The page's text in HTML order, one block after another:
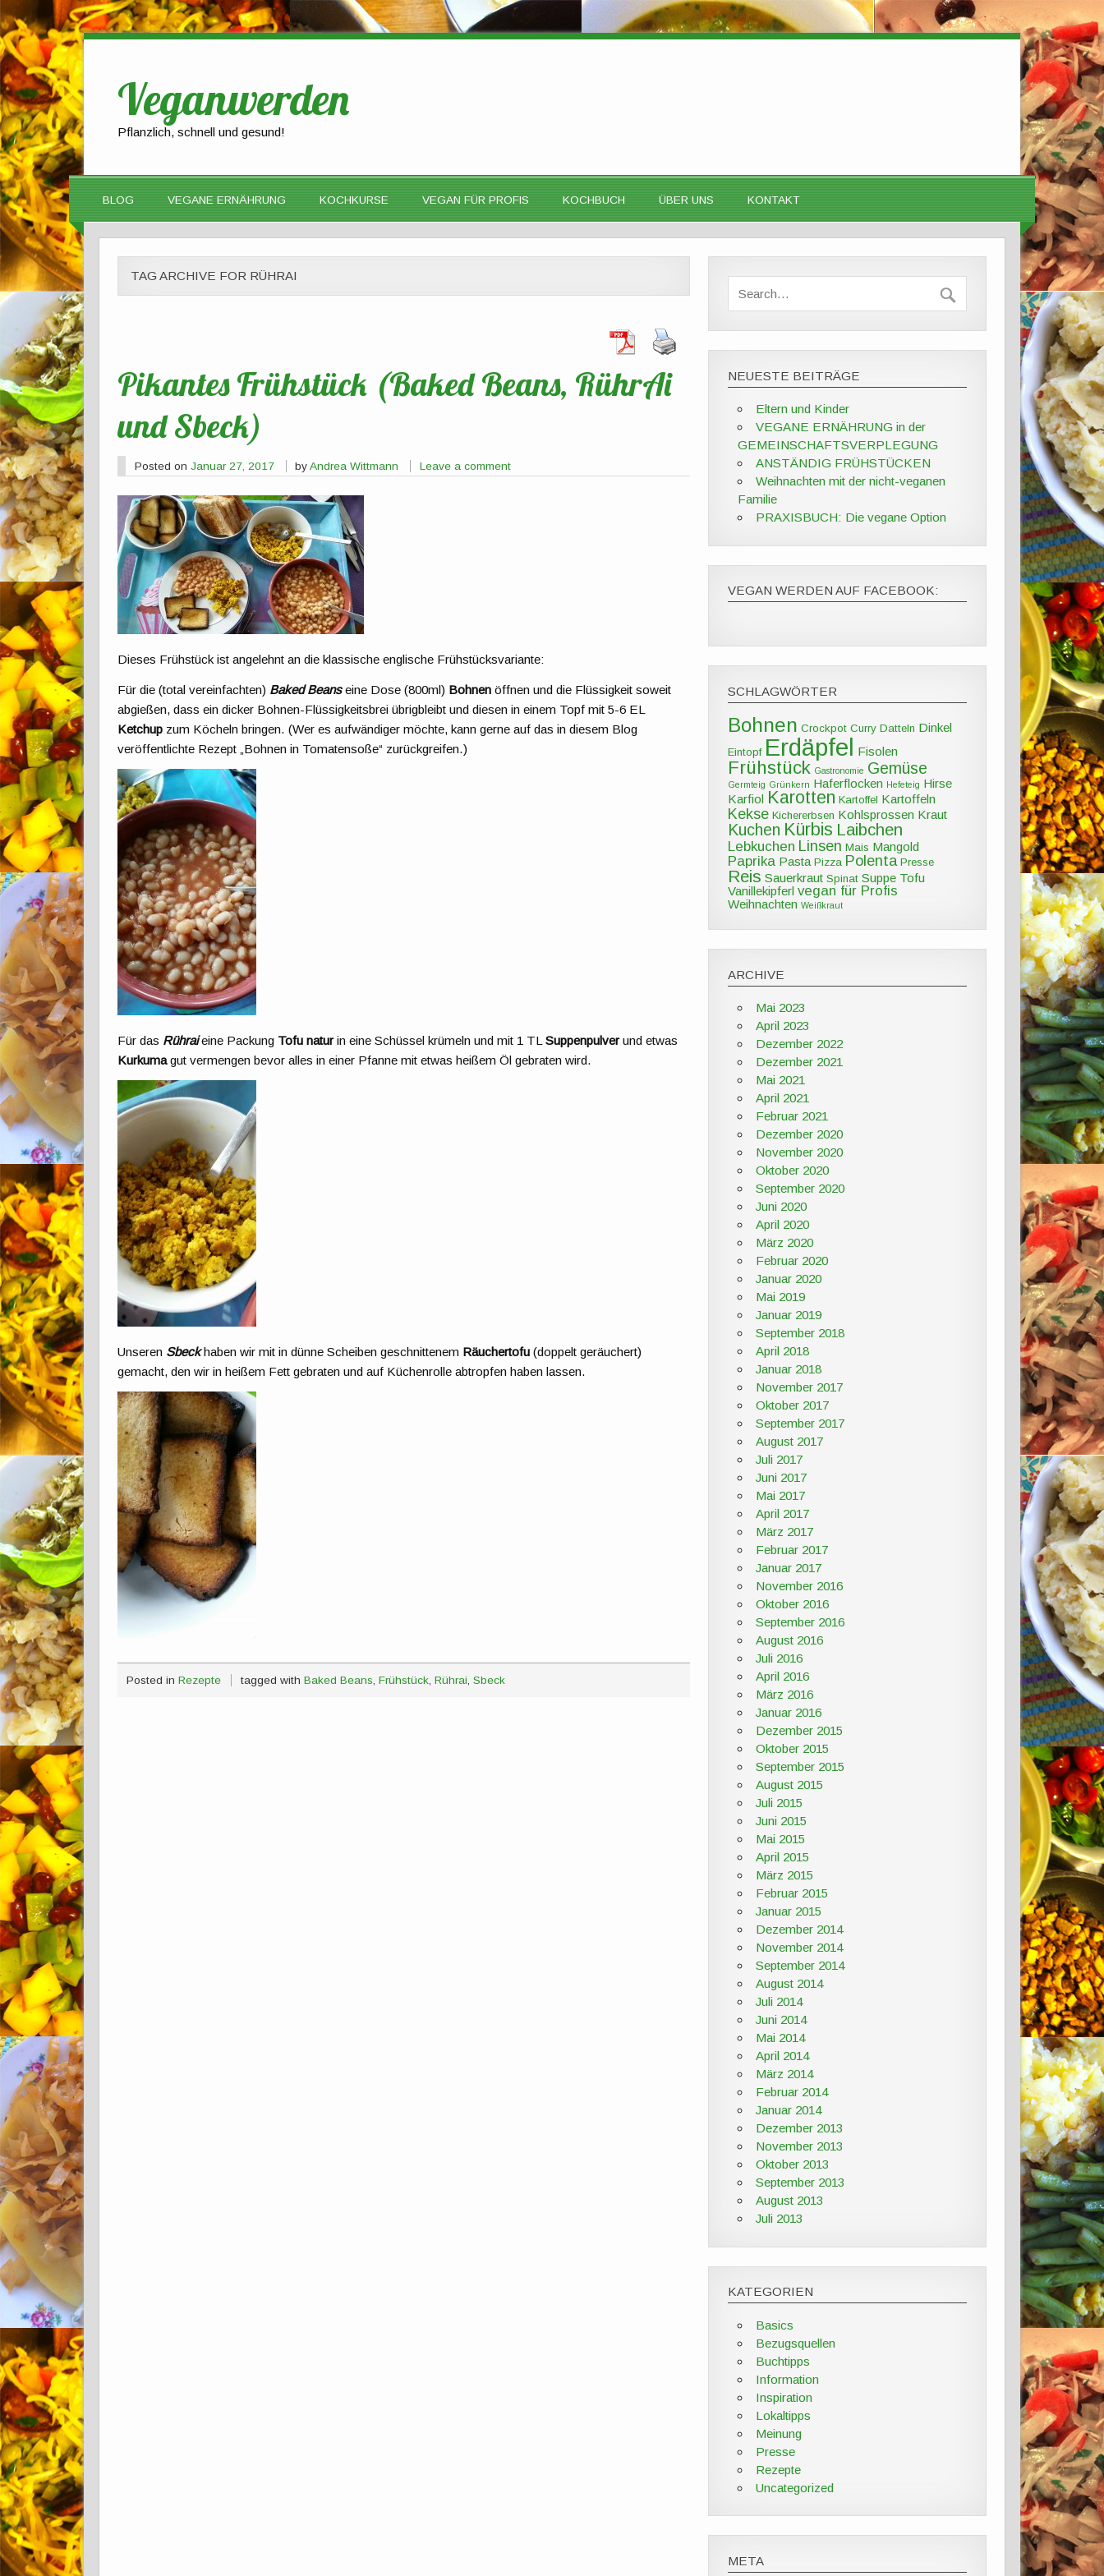
Veganwerden
Pflanzlich, schnell und gesund!
BLOG VEGANE ERNÄHRUNG KOCHKURSE VEGAN FÜR PROFIS KOCHBUCH ÜBER UNS KONTAKT
TAG ARCHIVE FOR RÜHRAI
Pikantes Frühstück (Baked Beans, RührAi
und Sbeck)
Posted on Januar 27, 2017 byAndrea Wittmann Leave a comment
Dieses Frühstück ist angelehnt an die klassische englische Frühstücksvariante:
Für die (total vereinfachten) Baked Beanseine Dose (800ml) Bohnen öffnen und die Flüssigkeit soweit
abgießen, dass ein dicker Bohnen-Flüssigkeitsbrei übrigbleibt und diesen in einem Topf mit 5-6 EL
Ketchup zum Köcheln bringen. (Wer es aufwändiger möchte, kann gerne auf das in diesem Blog
veröffentlichte Rezept „Bohnen in Tomatensoße“ zurückgreifen.)
Für das Rührai eine Packung Tofu naturin eine Schüssel krümeln und mit 1 TLSuppenpulverund etwas
Kurkumagut vermengen bevor alles in einer Pfanne mit etwas heißem Öl gebraten wird.
Unseren Sbeckhaben wir mit in dünne Scheiben geschnittenem Räuchertofu (doppelt geräuchert)
gemacht, den wir in heißem Fett gebraten und auf Küchenrolle abtropfen haben lassen.
Posted in Rezepte tagged withBaked Beans,Frühstück,Rührai,Sbeck
NEUESTE BEITRÄGE
Eltern und Kinder
VEGANE ERNÄHRUNG in der
GEMEINSCHAFTSVERPLEGUNG
ANSTÄNDIG FRÜHSTÜCKEN
Weihnachten mit der nicht-veganen
Familie
PRAXISBUCH: Die vegane Option
VEGAN WERDEN AUF FACEBOOK:
SCHLAGWÖRTER
Bohnen Crockpot Curry Datteln Dinkel
Eintopf Erdäpfel Fisolen
Frühstück Gastronomie Gemüse
Germteig Grünkern Haferflocken Hefeteig Hirse
Karfiol Karotten Kartoffel Kartoffeln
Kekse Kichererbsen Kohlsprossen Kraut
Kuchen Kürbis Laibchen
Lebkuchen Linsen Mais Mangold
Paprika Pasta Pizza Polenta Presse
Reis Sauerkraut Spinat Suppe Tofu
Vanillekipferl vegan für Profis
Weihnachten Weißkraut
ARCHIVE
Mai 2023
April 2023
Dezember 2022
Dezember 2021
Mai 2021
April 2021
Februar 2021
Dezember 2020
November 2020
Oktober 2020
September 2020
Juni 2020
April 2020
März 2020
Februar 2020
Januar 2020
Mai 2019
Januar 2019
September 2018
April 2018
Januar 2018
November 2017
Oktober 2017
September 2017
August 2017
Juli 2017
Juni 2017
Mai 2017
April 2017
März 2017
Februar 2017
Januar 2017
November 2016
Oktober 2016
September 2016
August 2016
Juli 2016
April 2016
März 2016
Januar 2016
Dezember 2015
Oktober 2015
September 2015
August 2015
Juli 2015
Juni 2015
Mai 2015
April 2015
März 2015
Februar 2015
Januar 2015
Dezember 2014
November 2014
September 2014
August 2014
Juli 2014
Juni 2014
Mai 2014
April 2014
März 2014
Februar 2014
Januar 2014
Dezember 2013
November 2013
Oktober 2013
September 2013
August 2013
Juli 2013
KATEGORIEN
Basics
Bezugsquellen
Buchtipps
Information
Inspiration
Lokaltipps
Meinung
Presse
Rezepte
Uncategorized
META